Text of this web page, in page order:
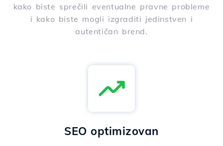
kako biste sprečili eventualne pravne probleme
i kako biste mogli izgraditi jedinstven i
autentičan brend.
SEO optimizovan